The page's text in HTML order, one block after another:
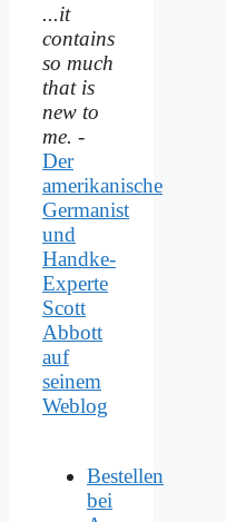
...it
contains
so much
that is
new to
me. -
Der
amerikanische
Germanist
und
Handke-
Experte
Scott
Abbott
auf
seinem
Weblog
Bestellen
bei